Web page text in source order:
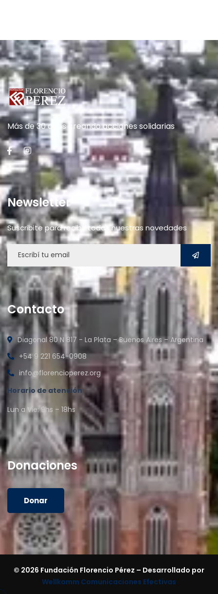
Más de 30 años creando acciones solidarias
Newsletter
Suscribite para recibir todas nuestras novedades
Contacto
Diagonal 80 N 817 - La Plata – Buenos Aires – Argentina
+54 9 221 654-0908
info@florencioperez.org
Horario de atención
Lun a Vie: 9hs – 18hs
Donaciones
Donar
© 2026 Fundación Florencio Pérez – Desarrollado por
Wellkomm Comunicaciones Efectivas